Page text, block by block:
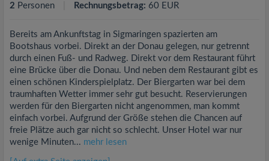
2 Personen Rechnungsbetrag: 60 EUR
Bereits am Ankunftstag in Sigmaringen spazierten am
Bootshaus vorbei. Direkt an der Donau gelegen, nur getrennt
durch einen Fuß- und Radweg. Direkt vor dem Restaurant führt
eine Brücke über die Donau. Und neben dem Restaurant gibt es
einen schönen Kinderspielplatz. Der Biergarten war bei dem
traumhaften Wetter immer sehr gut besucht. Reservierungen
werden für den Biergarten nicht angenommen, man kommt
einfach vorbei. Aufgrund der Größe stehen die Chancen auf
freie Plätze auch gar nicht so schlecht. Unser Hotel war nur
wenige Minuten... mehr lesen